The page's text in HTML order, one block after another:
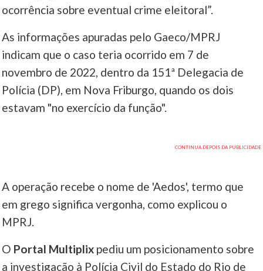
ocorrência sobre eventual crime eleitoral”.
As informações apuradas pelo Gaeco/MPRJ
indicam que o caso teria ocorrido em 7 de
novembro de 2022, dentro da 151ª Delegacia de
Polícia (DP), em Nova Friburgo, quando os dois
estavam "no exercício da função".
A operação recebe o nome de 'Aedos', termo que
em grego significa vergonha, como explicou o
MPRJ.
O Portal Multiplix pediu um posicionamento sobre
a investigação à Polícia Civil do Estado do Rio de